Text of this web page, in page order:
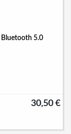
Bluetooth 5.0
30,50 €